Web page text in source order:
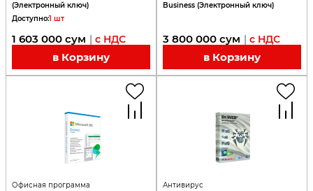
(Электронный ключ)
Доступно:1 шт
1 603 000 сум | с НДС
в Корзину
Business (Электронный ключ)
3 800 000 сум | с НДС
в Корзину
Офисная программа
Антивирус